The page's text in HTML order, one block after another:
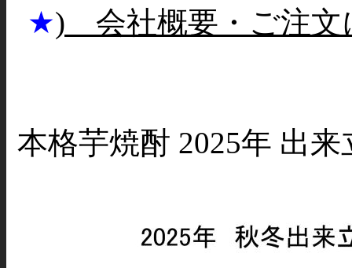
★) 会社概要・ご注
本格芋焼酎 2025年 出